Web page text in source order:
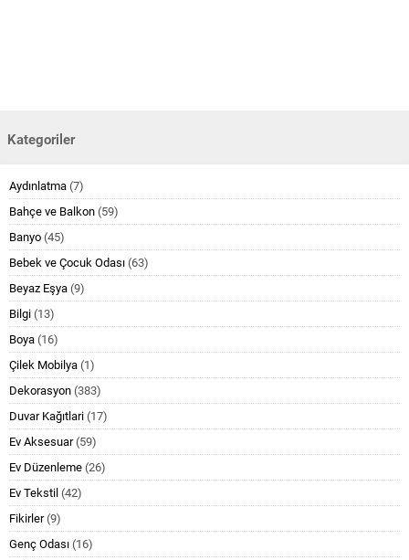
Kategoriler
Aydınlatma (7)
Bahçe ve Balkon (59)
Banyo (45)
Bebek ve Çocuk Odası (63)
Beyaz Eşya (9)
Bilgi (13)
Boya (16)
Çilek Mobilya (1)
Dekorasyon (383)
Duvar Kağıtlari (17)
Ev Aksesuar(59)
Ev Düzenleme (26)
Ev Tekstil (42)
Fikirler(9)
Genç Odası (16)